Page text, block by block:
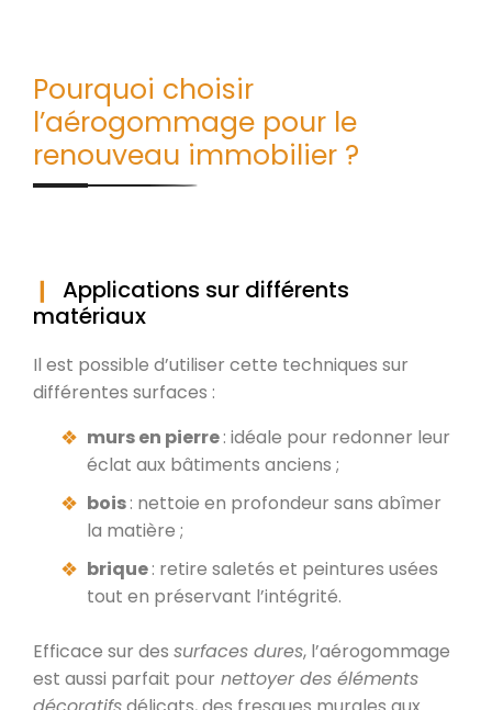
Pourquoi choisir
l’aérogommage pour le
renouveau immobilier ?
Applications sur différents
matériaux
Il est possible d’utiliser cette techniques sur
différentes surfaces :
murs en pierre: idéale pour redonner leur
éclat aux bâtiments anciens ;
bois: nettoie en profondeur sans abîmer
la matière ;
brique: retire saletés et peintures usées
tout en préservant l’intégrité.
Efficace sur des surfaces dures, l’aérogommage
est aussi parfait pour nettoyer des éléments